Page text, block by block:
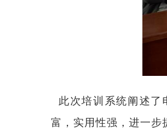
此次培训系统阐述了
富，实用性强，进一步